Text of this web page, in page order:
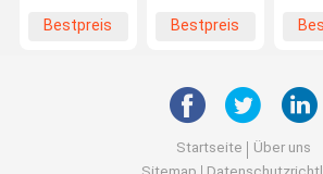
3180 20Y-
Bestpreis
Steuerungsanlage
Bestpreis
Startseite
Über uns